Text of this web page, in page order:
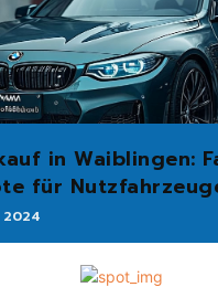
in Waiblingen:
für
2024